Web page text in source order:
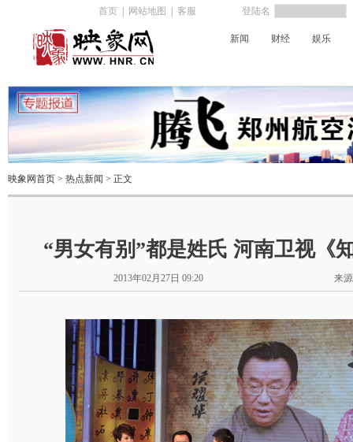
首页 网站地图 客服 登陆名
新闻 财经 娱乐
映象网首页 > 热点新闻 > 正文
“男女有别”都是姓氏 河南卫视《
2013年02月27日 09:20 来